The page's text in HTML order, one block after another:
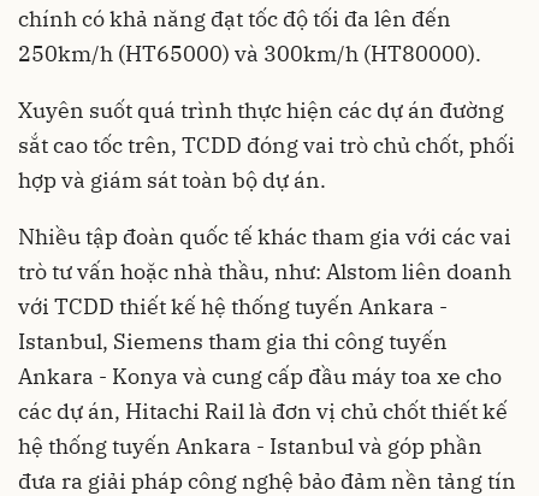
chính có khả năng đạt tốc độ tối đa lên đến
250km/h (HT65000) và 300km/h (HT80000).
Xuyên suốt quá trình thực hiện các dự án đường
sắt cao tốc trên, TCDD đóng vai trò chủ chốt, phối
hợp và giám sát toàn bộ dự án.
Nhiều tập đoàn quốc tế khác tham gia với các vai
trò tư vấn hoặc nhà thầu, như: Alstom liên doanh
với TCDD thiết kế hệ thống tuyến Ankara -
Istanbul, Siemens tham gia thi công tuyến
Ankara - Konya và cung cấp đầu máy toa xe cho
các dự án, Hitachi Rail là đơn vị chủ chốt thiết kế
hệ thống tuyến Ankara - Istanbul và góp phần
đưa ra giải pháp công nghệ bảo đảm nền tảng tín